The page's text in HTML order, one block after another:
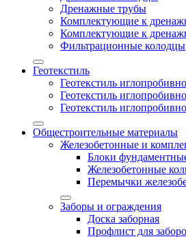
Дренажные трубы
Комплектующие к
Комплектующие к
Фильтрационные колодцы
Геотекстиль
Геотекстиль
Геотекстиль
Геотекстиль
Общестроительные материалы
Железобетонные и
Блоки
Железобетонные
Перемычки
Заборы и ограждения
Доска заборная
Профлист для